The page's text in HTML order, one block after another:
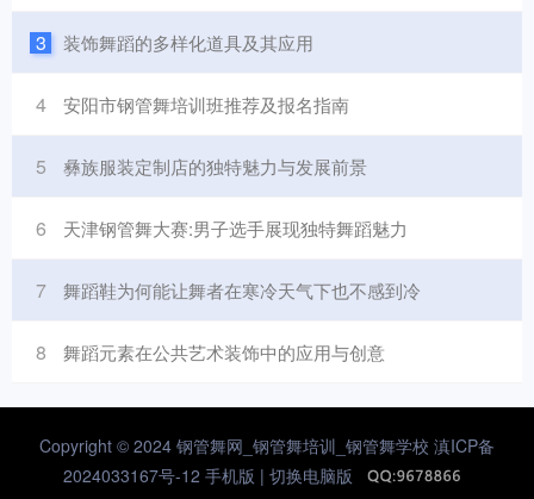
3 装饰舞蹈的多样化道具及其应用
4 安阳市钢管舞培训班推荐及报名指南
5 彝族服装定制店的独特魅力与发展前景
6 天津钢管舞大赛:男子选手展现独特舞蹈魅力
7 舞蹈鞋为何能让舞者在寒冷天气下也不感到冷
8 舞蹈元素在公共艺术装饰中的应用与创意
Copyright © 2024 钢管舞网_钢管舞培训_钢管舞学校 滇ICP备
2024033167号-12 手机版 | 切换电脑版